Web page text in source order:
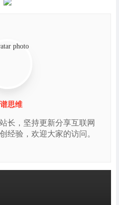
思维
长，坚持更新分享互联网
经验，欢迎大家的访问。